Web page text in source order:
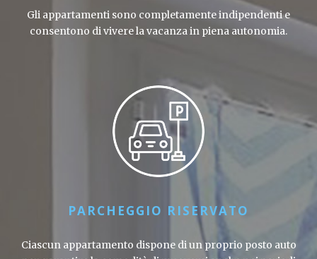
Gli appartamenti sono completamente indipendenti e
consentono di vivere la vacanza in piena autonomia.
PARCHEGGIO RISERVATO
Ciascun appartamento dispone di un proprio posto auto